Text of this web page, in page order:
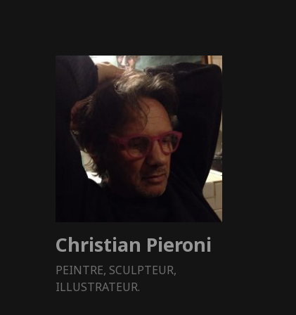
Christian Pieroni
PEINTRE, SCULPTEUR,
ILLUSTRATEUR.